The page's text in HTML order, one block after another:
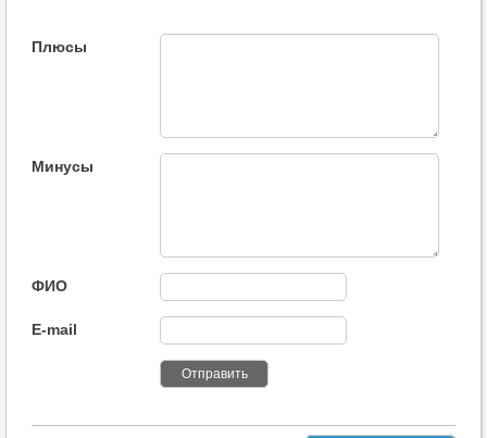
Плюсы
Минусы
ФИО
E-mail